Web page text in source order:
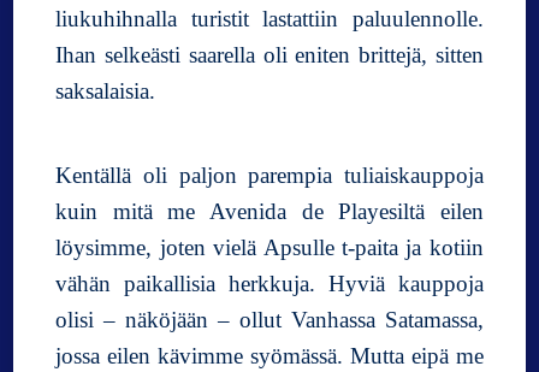
liukuhihnalla turistit lastattiin paluulennolle.
Ihan selkeästi saarella oli eniten brittejä, sitten
saksalaisia.
Kentällä oli paljon parempia tuliaiskauppoja
kuin mitä me Avenida de Playesiltä eilen
löysimme, joten vielä Apsulle t-paita ja kotiin
vähän paikallisia herkkuja. Hyviä kauppoja
olisi – näköjään – ollut Vanhassa Satamassa,
jossa eilen kävimme syömässä. Mutta eipä me